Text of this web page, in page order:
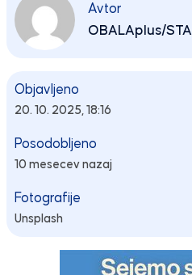
Avtor
OBALAplus/STA
Objavljeno
20. 10. 2025, 18:16
Posodobljeno
10 mesecev nazaj
Fotografije
Unsplash